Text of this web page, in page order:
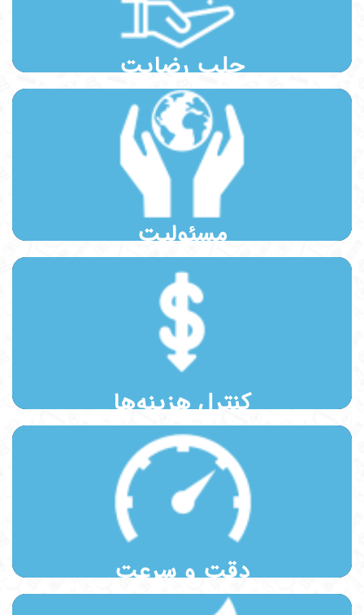
جلب رضایت
صنایع مختلف جلب رضایت آن ها را اولویت خود قرار داده ایم.
مسئولیت
احساس مسئولیت در قبال همه ذی‌نفعان اعم از شهروندان و مصرف کنندگان را
یک اصل مسلم تلقی می کنیم.
کنترل هزینه‌ها
ما همواره در اندیشه کنترل هزینه ها با هدف کاهش قیمت تمام شده و تعدیل
قیمت محصولات خود در راستای حمایت از حقوق مصرف کننده هستیم.
دقت و سرعت
دقت و سرعت در تأمین و تحویل سفارشات مشتریان همواره در محور فعالیت
های مدیریت فروش ما قرار دارد.